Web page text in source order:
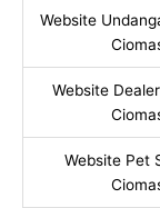
Website
Website
Website Pet